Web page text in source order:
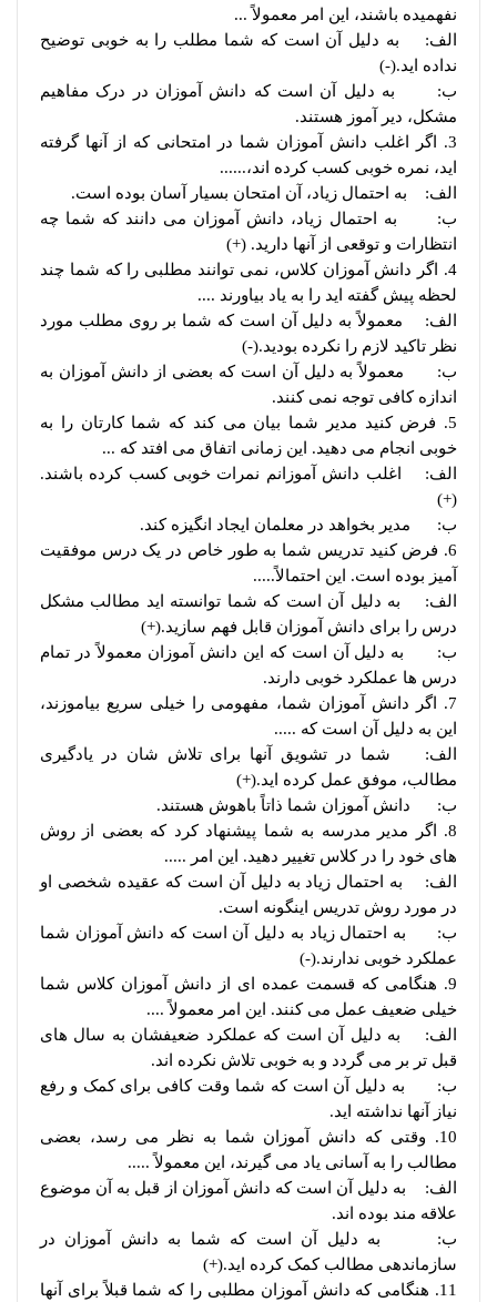
نفهمیده باشند، این امر معمولاً ...
الف: به دلیل آن است که شما مطلب را به خوبی توضیح
نداده اید.(-)
ب: به دلیل آن است که دانش آموزان در درک مفاهیم
مشکل، دیر آموز هستند.
3. اگر اغلب دانش آموزان شما در امتحانی که از آنها گرفته
اید، نمره خوبی کسب کرده اند،......
الف: به احتمال زیاد، آن امتحان بسیار آسان بوده است.
ب: به احتمال زیاد، دانش آموزان می دانند که شما چه
انتظارات و توقعی از آنها دارید. (+)
4. اگر دانش آموزان کلاس، نمی توانند مطلبی را که شما چند
لحظه پیش گفته اید را به یاد بیاورند ....
الف: معمولاً به دلیل آن است که شما بر روی مطلب مورد
نظر تاکید لازم را نکرده بودید.(-)
ب: معمولاً به دلیل آن است که بعضی از دانش آموزان به
اندازه کافی توجه نمی کنند.
5. فرض کنید مدیر شما بیان می کند که شما کارتان را به
خوبی انجام می دهید. این زمانی اتفاق می افتد که ...
الف: اغلب دانش آموزانم نمرات خوبی کسب کرده باشند.
(+)
ب: مدیر بخواهد در معلمان ایجاد انگیزه کند.
6. فرض کنید تدریس شما به طور خاص در یک درس موفقیت
آمیز بوده است. این احتمالاً.....
الف: به دلیل آن است که شما توانسته اید مطالب مشکل
درس را برای دانش آموزان قابل فهم سازید.(+)
ب: به دلیل آن است که این دانش آموزان معمولاً در تمام
درس ها عملکرد خوبی دارند.
7. اگر دانش آموزان شما، مفهومی را خیلی سریع بیاموزند،
این به دلیل آن است که .....
الف: شما در تشویق آنها برای تلاش شان در یادگیری
مطالب، موفق عمل کرده اید.(+)
ب: دانش آموزان شما ذاتاً باهوش هستند.
8. اگر مدیر مدرسه به شما پیشنهاد کرد که بعضی از روش
های خود را در کلاس تغییر دهید. این امر .....
الف: به احتمال زیاد به دلیل آن است که عقیده شخصی او
در مورد روش تدریس اینگونه است.
ب: به احتمال زیاد به دلیل آن است که دانش آموزان شما
عملکرد خوبی ندارند.(-)
9. هنگامی که قسمت عمده ای از دانش آموزان کلاس شما
خیلی ضعیف عمل می کنند. این امر معمولاً ....
الف: به دلیل آن است که عملکرد ضعیفشان به سال های
قبل تر بر می گردد و به خوبی تلاش نکرده اند.
ب: به دلیل آن است که شما وقت کافی برای کمک و رفع
نیاز آنها نداشته اید.
10. وقتی که دانش آموزان شما به نظر می رسد، بعضی
مطالب را به آسانی یاد می گیرند، این معمولاً .....
الف: به دلیل آن است که دانش آموزان از قبل به آن موضوع
علاقه مند بوده اند.
ب: به دلیل آن است که شما به دانش آموزان در
سازماندهی مطالب کمک کرده اید.(+)
11. هنگامی که دانش آموزان مطلبی را که شما قبلاً برای آنها